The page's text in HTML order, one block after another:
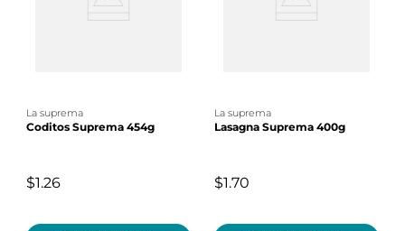
la suprema
Coditos Suprema 454g
$1.26
la suprema
Lasagna Suprema 400g
$1.70